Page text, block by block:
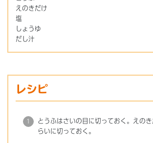
えのきだけ
塩
しょうゆ
だし汁
レシピ
とうふはさいの目に切っておく。えの
らいに切っておく。